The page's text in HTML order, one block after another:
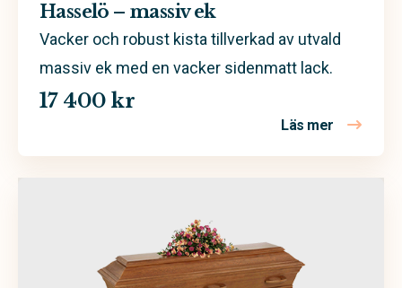
Hasselö – massiv ek
Vacker och robust kista tillverkad av utvald
massiv ek med en vacker sidenmatt lack.
17 400 kr
Läs mer om